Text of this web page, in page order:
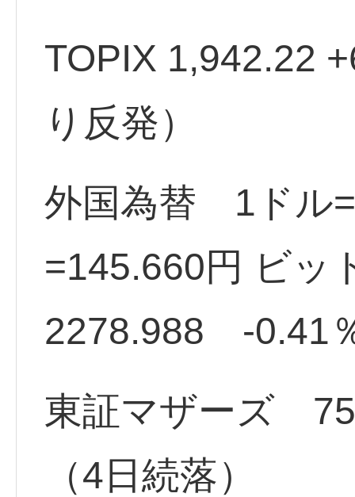
TOPIX 1,942.22
り反発）
外国為替 1ドル
=145.660円 ビッ
2278.988 -0.41
東証マザーズ
（4日続落）